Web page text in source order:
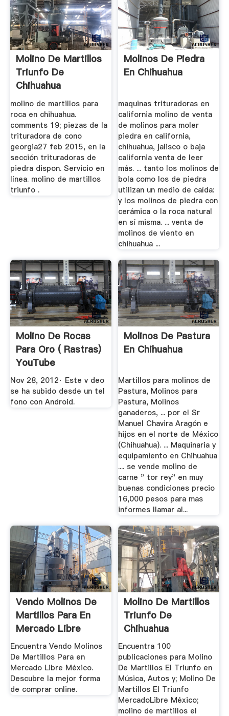
Molino De Martillos
Triunfo De
Chihuahua
molino de martillos para
roca en chihuahua.
comments 19; piezas de la
trituradora de cono
georgia27 feb 2015, en la
sección trituradoras de
piedra dispon. Servicio en
línea. molino de martillos
triunfo .
Molinos De Piedra
En Chihuahua
maquinas trituradoras en
california molino de venta
de molinos para moler
piedra en california,
chihuahua, jalisco o baja
california venta de leer
más. ... tanto los molinos de
bola como los de piedra
utilizan un medio de caída:
y los molinos de piedra con
cerámica o la roca natural
en sí misma. ... venta de
molinos de viento en
chihuahua ...
Molino De Rocas
Para Oro ( Rastras)
YouTube
Nov 28, 2012· Este v deo
se ha subido desde un tel
fono con Android.
Molinos De Pastura
En Chihuahua
Martillos para molinos de
Pastura, Molinos para
Pastura, Molinos
ganaderos, ... por el Sr
Manuel Chavira Aragón e
hijos en el norte de México
(Chihuahua). ... Maquinaria y
equipamiento en Chihuahua
.... se vende molino de
carne " tor rey" en muy
buenas condiciones precio
16,000 pesos para mas
informes llamar al...
Vendo Molinos De
Martillos Para En
Mercado Libre
México
Encuentra Vendo Molinos
De Martillos Para en
Mercado Libre México.
Descubre la mejor forma
de comprar online.
Molino De Martillos
Triunfo De
Chihuahua
Encuentra 100
publicaciones para Molino
De Martillos El Triunfo en
Música, Autos y; Molino De
Martillos El Triunfo
MercadoLibre México;
molino de martillos el